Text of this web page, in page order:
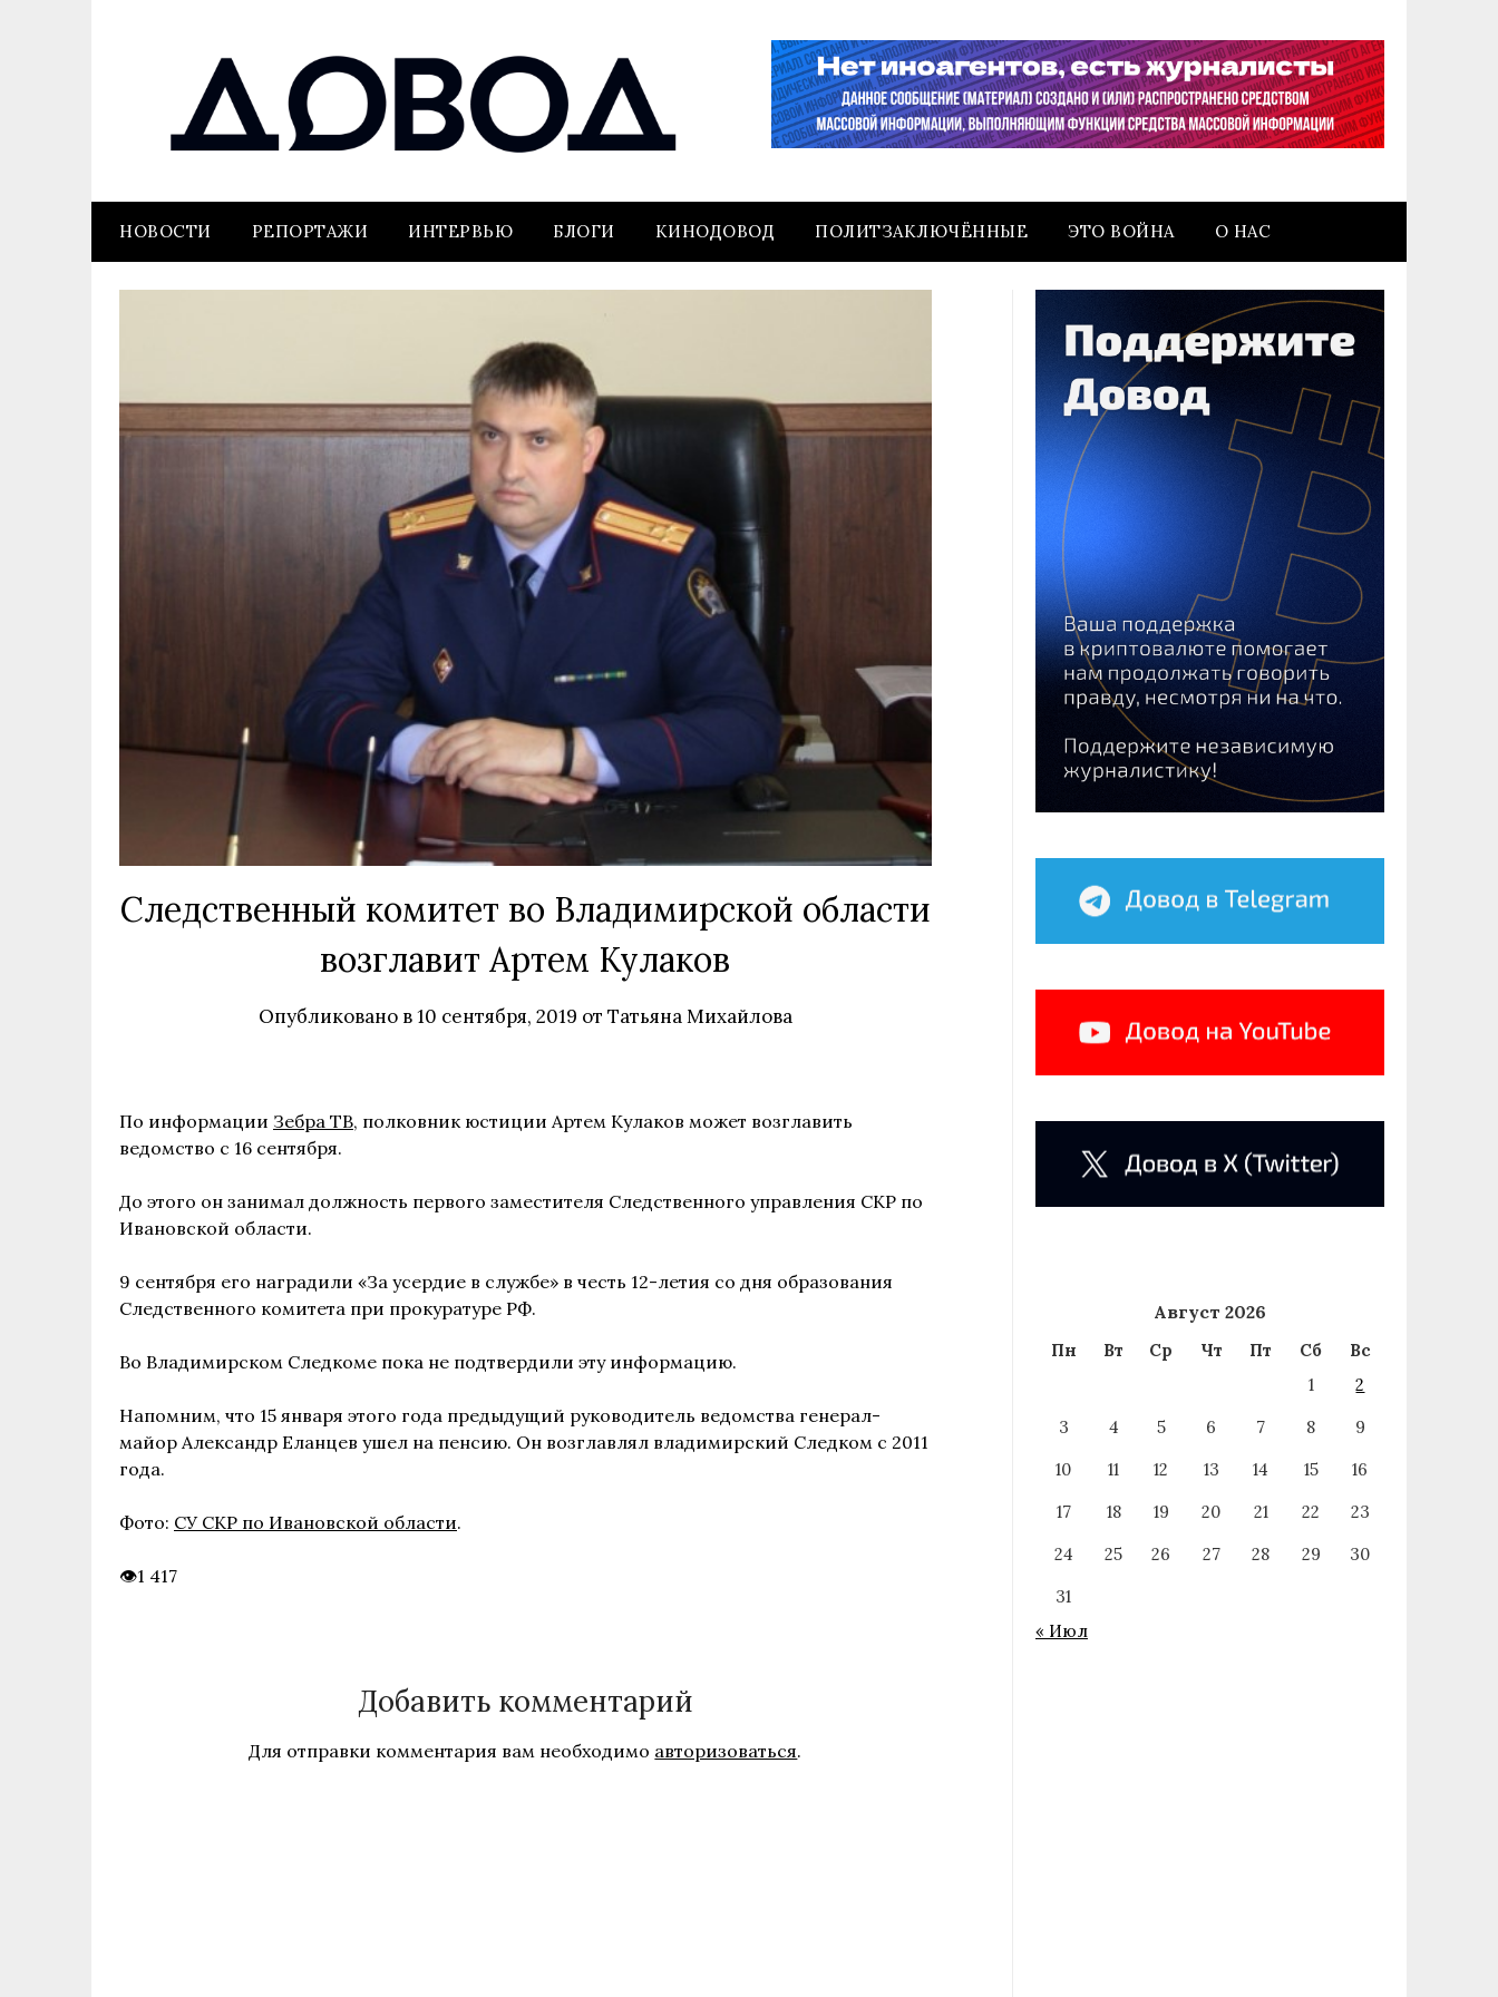
НОВОСТИ РЕПОРТАЖИ ИНТЕРВЬЮ БЛОГИ КИНОДОВОД ПОЛИТЗАКЛЮЧЁННЫЕ ЭТО ВОЙНА О НАС
Следственный комитет во Владимирской области
возглавит Артем Кулаков
Опубликовано в10 сентября, 2019 от Татьяна Михайлова
По информации Зебра ТВ, полковник юстиции Артем Кулаков может возглавить
ведомство с 16 сентября.
До этого он занимал должность первого заместителя Следственного управления СКР по
Ивановской области.
9 сентября его наградили «За усердие в службе» в честь 12-летия со дня образования
Следственного комитета при прокуратуре РФ.
Во Владимирском Следкоме пока не подтвердили эту информацию.
Напомним, что 15 января этого года предыдущий руководитель ведомства генерал-
майор Александр Еланцев ушел на пенсию. Он возглавлял владимирский Следком с 2011
года.
Фото: СУ СКР по Ивановской области.
1 417
Добавить комментарий
Для отправки комментария вам необходимо авторизоваться.
Август 2026
Пн Вт Ср Чт Пт Сб
Вс
1
2
3
4 5 6 7 8
9
10
11 12 13 14 15
16
17
18 19 20 21 22
23
24
25 26 27 28 29
30
31
« Июл